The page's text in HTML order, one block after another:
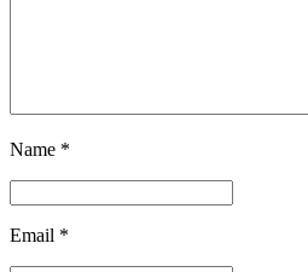
Name *
Email *